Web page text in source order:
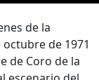
de la
de 1971
de Coro de la